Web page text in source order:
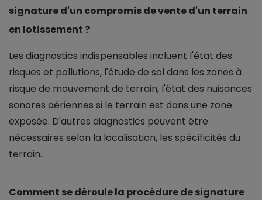
signature d'un compromis de vente d'un terrain
en lotissement ?
Les diagnostics indispensables incluent l'état des
risques et pollutions, l'étude de sol dans les zones à
risque de mouvement de terrain, l'état des nuisances
sonores aériennes si le terrain est dans une zone
exposée. D'autres diagnostics peuvent être
nécessaires selon la localisation, les spécificités du
terrain.
Comment se déroule la procédure de signature